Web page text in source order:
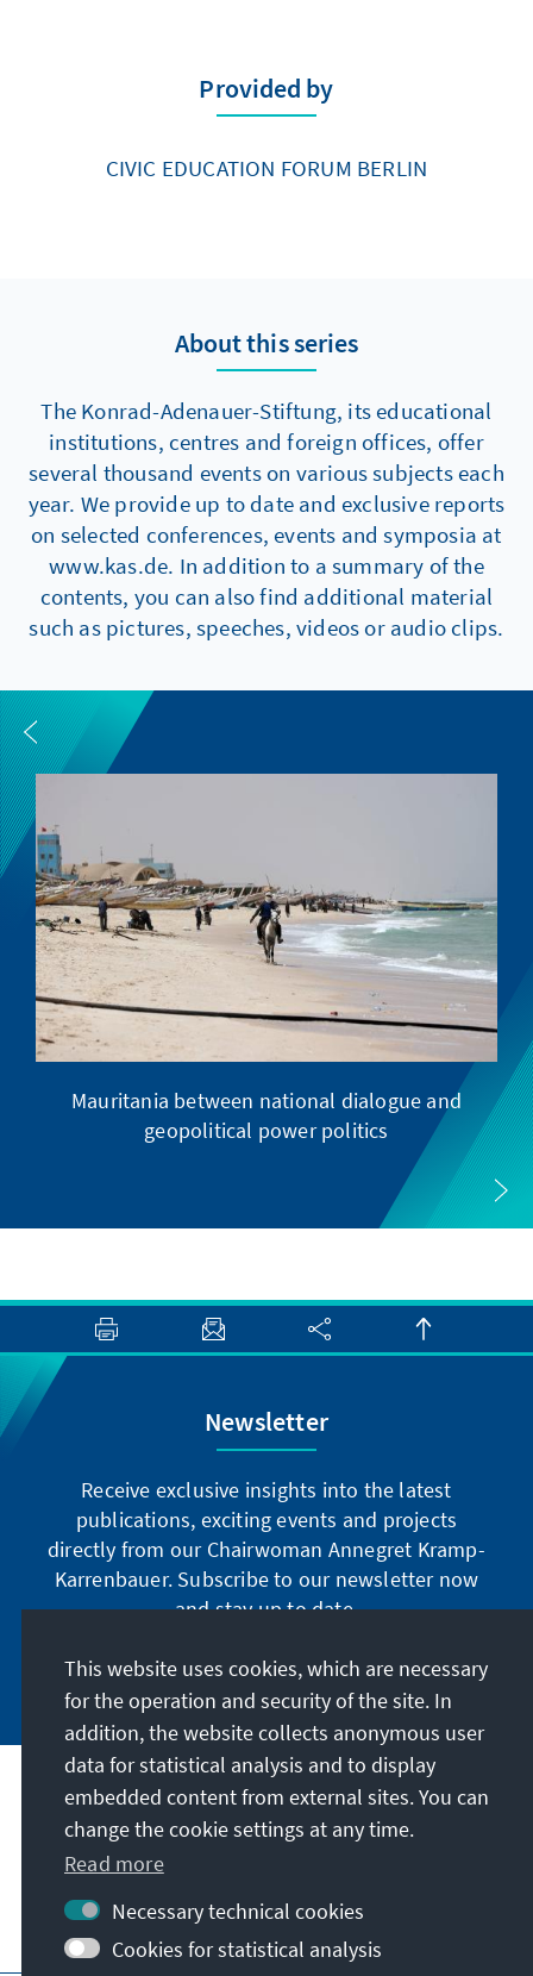
Provided by
CIVIC EDUCATION FORUM BERLIN
About this series
The Konrad-Adenauer-Stiftung, its educational
institutions, centres and foreign offices, offer
several thousand events on various subjects each
year. We provide up to date and exclusive reports
on selected conferences, events and symposia at
www.kas.de. In addition to a summary of the
contents, you can also find additional material
such as pictures, speeches, videos or audio clips.
Mauritania between national dialogue and
geopolitical power politics
Newsletter
Receive exclusive insights into the latest
publications, exciting events and projects
directly from our Chairwoman Annegret Kramp-
Karrenbauer. Subscribe to our newsletter now
and stay up to date.
Subscribe now
Our mission
Contact
Further offers of the foundation
This website uses cookies, which are necessary
for the operation and security of the site. In
addition, the website collects anonymous user
data for statistical analysis and to display
embedded content from external sites. You can
change the cookie settings at any time.
Read more
Necessary technical cookies
Cookies for statistical analysis